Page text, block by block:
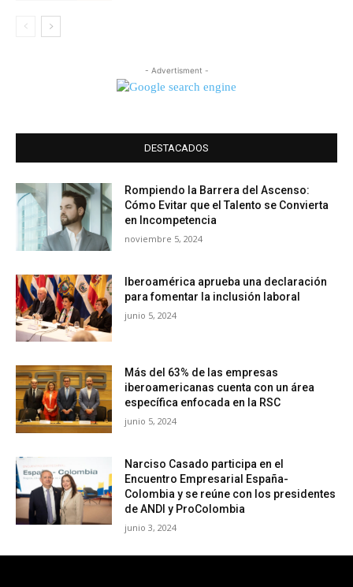
- Advertisment -
DESTACADOS
Rompiendo la Barrera del Ascenso:
Cómo Evitar que el Talento se Convierta
en Incompetencia
noviembre 5, 2024
Iberoamérica aprueba una declaración
para fomentar la inclusión laboral
junio 5, 2024
Más del 63% de las empresas
iberoamericanas cuenta con un área
específica enfocada en la RSC
junio 5, 2024
Narciso Casado participa en el
Encuentro Empresarial España-
Colombia y se reúne con los presidentes
de ANDI y ProColombia
junio 3, 2024